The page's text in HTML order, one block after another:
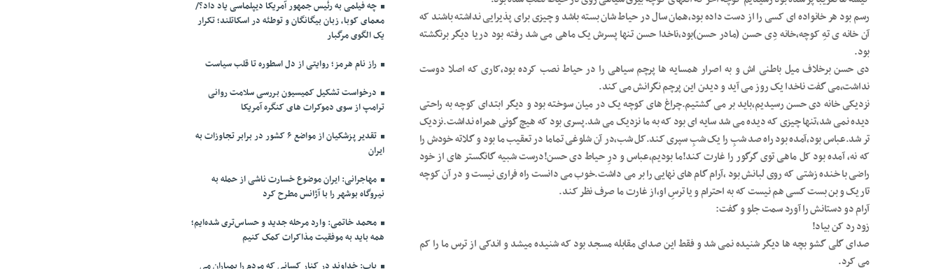
رسم بود هر خانواده ای کسی را از دست داده بود،همان سال در حیاط شان بسته باشد و چیزی برای پذیرایی نداشته باشند که
آن خانه ی تهِ کوچه،خانه دِی حسن (مادر حسن)بود،ناخدا حسن تنها پسرش یک ماهی می شد رفته بود دریا دیگر برنگشته
بود.
دی حسن برخلاف میل باطنی اش و به اصرار همسایه ها پرچم سیاهی را در حیاط نصب کرده بود،کاری که اصلا دوست
نداشت،می گفت ناخدا یک روز می آید و دیدن این پرچم نگرانش می کند.
نزدیکی خانه دی حسن رسیدیم،باید بر می گشتیم.چراغ های کوچه یک در میان سوخته بود و دیگر ابتدای کوچه به راحتی
دیده نمی شد،تنها چیزی که دیده می شد سایه ای بود که به ما نزدیک می شد.پسری بود که هیچ گونی همراه نداشت.نزدیک
تر شد.عباس بود،آمده بود راه صد شبِ را یک شبِ سپری کند.کل شب،در آن شلوغی تماما در تعقیب ما بود و گلاته خودش را
که نه، آمده بود کل ماهی توی گرگور را غارت کند!ما بودیم،عباس و درِ حیاط دی حسن!درست شبیه گانگستر های از خود
راضی با خنده زشتی که روی لبانش بود ،آرام گام های نهایی را بر می داشت.خوب می دانست راه فراری نیست و در آن کوچه
تاریک و بن بست کسی هم نیست که به احترام و یا ترسِ او،از غارت ما صرف نظر کند.
آرام دو دستانش را آورد سمت جلو و گفت:
زود رد کن بیاد!
صدای گلی گشو بچه ها دیگر شنیده نمی شد و فقط این صدای مقابله مسجد بود که شنیده میشد و اندکی از ترس ما را کم
می کرد.
چه فیلمی به رئیس جمهور آمریکا دیپلماسی یاد داد؟/
معمای کوبا، زبان بیگانگان و توطئه در اسکاتلند؛ تکرار
یک الگوی مرگبار
راز نام هرمز؛ روایتی از دل اسطوره تا قلب سیاست
درخواست تشکیل کمیسیون بررسی سلامت روانی
ترامپ از سوی دموکرات های کنگره آمریکا
تقدیر پزشکیان از مواضع ۶ کشور در برابر تجاوزات به
ایران
مهاجرانی: ایران موضوع خسارت ناشی از حمله به
نیروگاه بوشهر را با آژانس مطرح کرد
محمد خاتمی: وارد مرحله جدید و حساس‌تری شده‌ایم؛
همه باید به موفقیت مذاکرات کمک کنیم